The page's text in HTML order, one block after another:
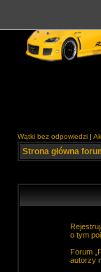
Wątki bez odpowiedzi |
Strona główna
o tym
Forum
autorzy